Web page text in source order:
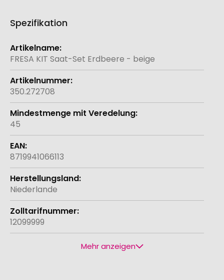
Spezifikation
Weitere
Informationen
FRESA KIT Saat-Set Erdbeere - beige
350.272708
45
8719941066113
Niederlande
12099999
Mehr anzeigen